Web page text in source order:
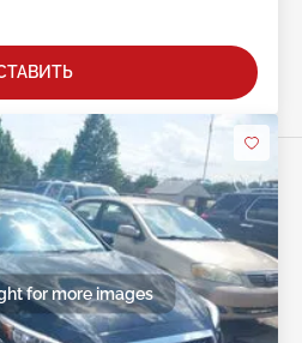
for more images